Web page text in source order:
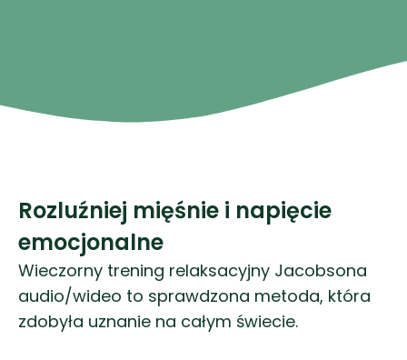
Rozluźniej mięśnie i napięcie
emocjonalne
Wieczorny trening relaksacyjny Jacobsona
audio/wideo to sprawdzona metoda, która
zdobyła uznanie na całym świecie.